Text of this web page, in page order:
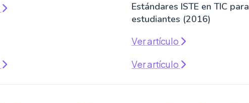
Estándares ISTE en TIC para
estudiantes (2016)
Ver artículo
Ver artículo